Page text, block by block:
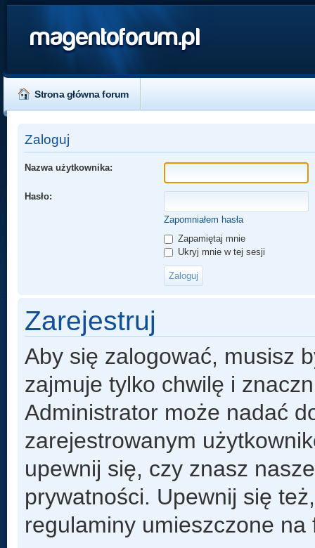
magentoforum.pl
Strona główna forum
Zaloguj
Nazwa użytkownika:
Hasło:
Zapomniałem hasła
Zapamiętaj mnie
Ukryj mnie w tej sesji
Zarejestruj
Aby się zalogować, musisz
zajmuje tylko chwilę i
Administrator może nadać
zarejestrowanym
upewnij się, czy znasz
prywatności. Upewnij się
regulaminy umieszczone na